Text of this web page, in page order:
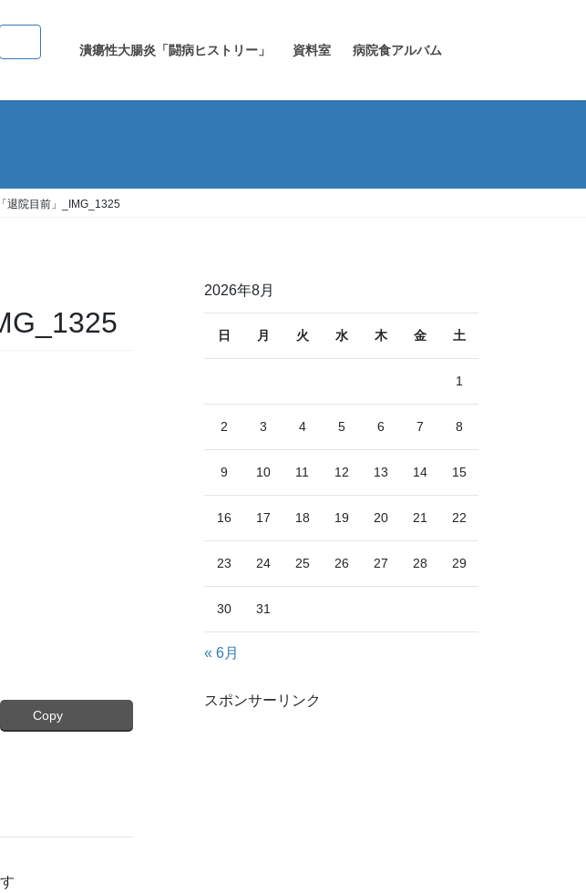
潰瘍性大腸炎「闘病ヒストリー」 資料室 病院食アルバム
退院目前」_IMG_1325
Copy
2026年8月
日 月 火 水 木 金 土
1
2 3 4 5 6 7 8
9 10 11 12 13 14 15
16 17 18 19 20 21 22
23 24 25 26 27 28 29
30 31
« 6月
スポンサーリンク